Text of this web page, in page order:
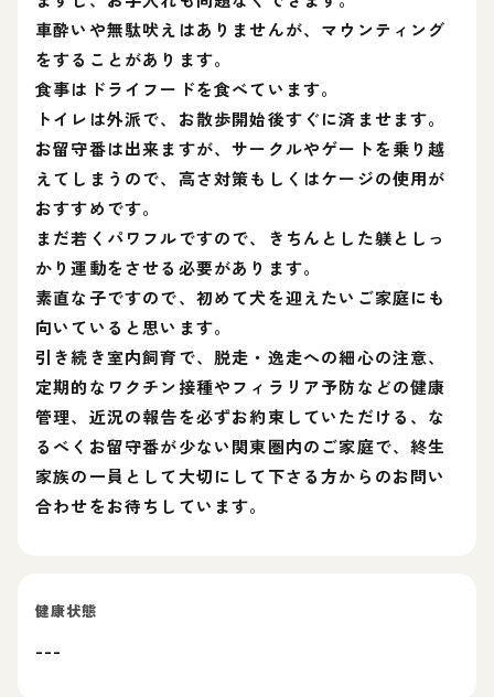
車酔いや無駄吠えはありませんが、マウンティング
をすることがあります。
食事はドライフードを食べています。
トイレは外派で、お散歩開始後すぐに済ませます。
お留守番は出来ますが、サークルやゲートを乗り越
えてしまうので、高さ対策もしくはケージの使用が
おすすめです。
まだ若くパワフルですので、きちんとした躾としっ
かり運動をさせる必要があります。
素直な子ですので、初めて犬を迎えたいご家庭にも
向いていると思います。
引き続き室内飼育で、脱走・逸走への細心の注意、
定期的なワクチン接種やフィラリア予防などの健康
管理、近況の報告を必ずお約束していただける、な
るべくお留守番が少ない関東圏内のご家庭で、終生
家族の一員として大切にして下さる方からのお問い
合わせをお待ちしています。
健康状態
---